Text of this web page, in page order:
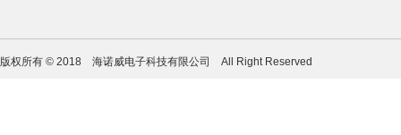
版权所有 © 2018 海诺威电子科技有限公司 All Right Reserved